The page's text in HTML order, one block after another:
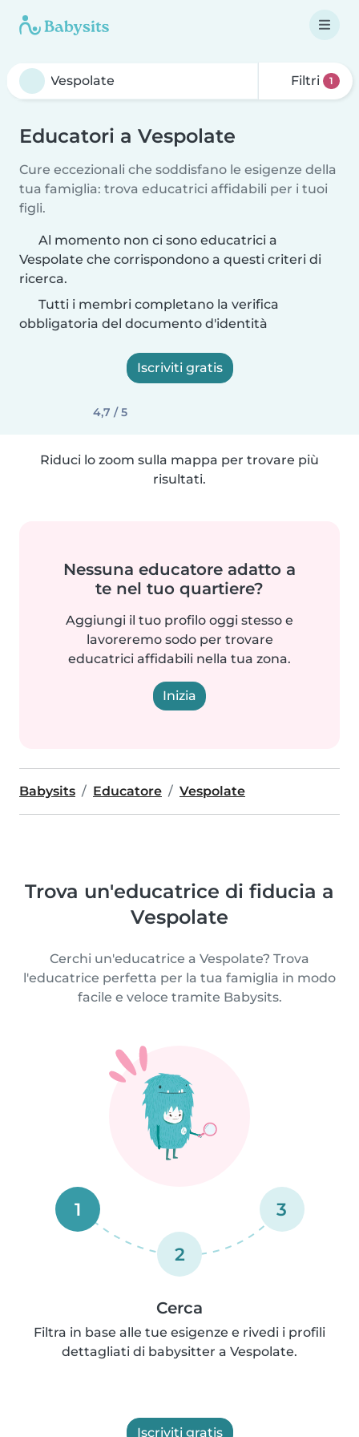
Filtri 1
Educatori a Vespolate
Cure eccezionali che soddisfano le esigenze della
tua famiglia: trova educatrici affidabili per i tuoi
figli.
Al momento non ci sono educatrici a
Vespolate che corrispondono a questi criteri di
ricerca.
Tutti i membri completano la verifica
obbligatoria del documento d'identità
Iscriviti gratis
4,7 / 5
Riduci lo zoom sulla mappa per trovare più
risultati.
Nessuna educatore adatto a
te nel tuo quartiere?
Aggiungi il tuo profilo oggi stesso e
lavoreremo sodo per trovare
educatrici affidabili nella tua zona.
Inizia
Babysits Educatore Vespolate
Trova un'educatrice di fiducia a
Vespolate
Cerchi un'educatrice a Vespolate? Trova
l'educatrice perfetta per la tua famiglia in modo
facile e veloce tramite Babysits.
1
2
3
Cerca
Filtra in base alle tue esigenze e rivedi i profili
dettagliati di babysitter a Vespolate.
Iscriviti gratis